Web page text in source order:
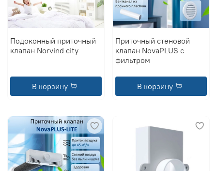
Подоконный приточный
клапан Norvind city
В корзину
Приточный стеновой
клапан NovaPLUS с
фильтром
В корзину